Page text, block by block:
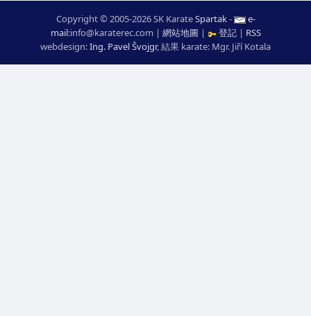
Copyright © 2005-2026 SK KarateSpartak-
e-
mail:moc.ceretarak@ofni | 網站地圖 | 登記 | RSS
webdesign:Ing. Pavel Švojgr,結果 karate: Mgr. Jiří Kotala